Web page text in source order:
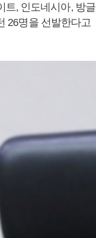
트, 인도네시아, 방글
26명을 선발한다고